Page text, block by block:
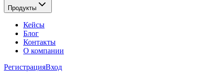
Продукты
Кейсы
Блог
Контакты
О компании
РегистрацияВход